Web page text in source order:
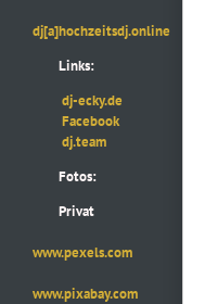
dj[a]hochzeitsdj.online
Links:
dj-ecky.de
Facebook
dj.team
Fotos:
Privat
www.pexels.com
www.pixabay.com